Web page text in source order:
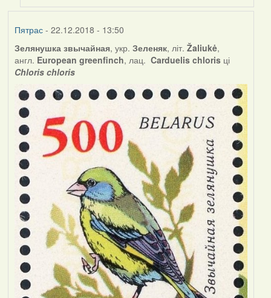
Пятрас- 22.12.2018 - 13:50
Зелянушка звычайная, укр. Зеленяк, літ. Žaliukė,
англ. European greenfinch, лац. Carduelis chlorisці
Chloris chloris